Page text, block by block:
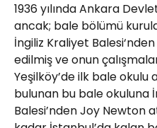
1936 yılında Ankara
ancak; bale bölümü
İngiliz Kraliyet
edilmiş ve onun
Yeşilköy’de ilk bale okulu
bulunan bu bale okuluna
Balesi’nden Joy Newton